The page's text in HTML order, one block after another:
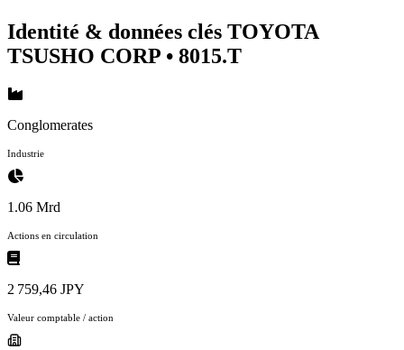
Identité & données clés TOYOTA
TSUSHO CORP • 8015.T
Conglomerates
Industrie
1.06 Mrd
Actions en circulation
2 759,46 JPY
Valeur comptable / action